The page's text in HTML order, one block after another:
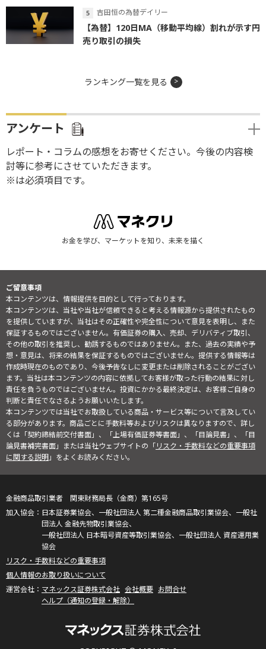
吉田恒の為替デイリー
【為替】120日MA（移動平均線）割れが示す円
売り取引の損失
ランキング一覧を見る
アンケート
レポート・コラムの感想をお寄せください。今後の内容検
討等に参考にさせていただきます。
※は必須項目です。
お金を学び、マーケットを知り、未来を描く
ご留意事項
本コンテンツは、情報提供を目的として行っております。
本コンテンツは、当社や当社が信頼できると考える情報源から提供されたもの
を提供していますが、当社はその正確性や完全性について意見を表明し、また
保証するものではございません。有価証券の購入、売却、デリバティブ取引、
その他の取引を推奨し、勧誘するものではありません。また、過去の実績や予
想・意見は、将来の結果を保証するものではございません。提供する情報等は
作成時現在のものであり、今後予告なしに変更または削除されることがござい
ます。当社は本コンテンツの内容に依拠してお客様が取った行動の結果に対し
責任を負うものではございません。投資にかかる最終決定は、お客様ご自身の
判断と責任でなさるようお願いいたします。
本コンテンツでは当社でお取扱している商品・サービス等について言及してい
る部分があります。商品ごとに手数料等およびリスクは異なりますので、詳し
くは「契約締結前交付書面」、「上場有価証券等書面」、「目論見書」、「目
論見書補完書面」または当社ウェブサイトの「リスク・手数料などの重要事項
に関する説明」をよくお読みください。
金融商品取引業者 関東財務局長（金商）第165号
日本証券業協会、一般社団法人 第二種金融商品取引業協会、一般社
団法人 金融先物取引業協会、
一般社団法人 日本暗号資産等取引業協会、一般社団法人 資産運用業
協会
リスク・手数料などの重要事項
個人情報のお取り扱いについて
マネックス証券株式会社 会社概要 お問合せ
ヘルプ（通知の登録・解除）